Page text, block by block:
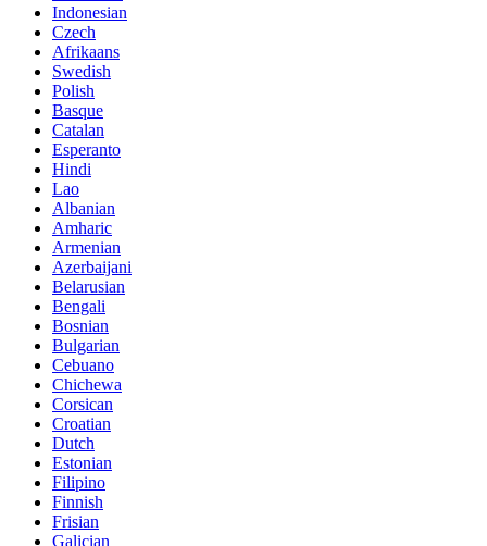
Indonesian
Czech
Afrikaans
Swedish
Polish
Basque
Catalan
Esperanto
Hindi
Lao
Albanian
Amharic
Armenian
Azerbaijani
Belarusian
Bengali
Bosnian
Bulgarian
Cebuano
Chichewa
Corsican
Croatian
Dutch
Estonian
Filipino
Finnish
Frisian
Galician